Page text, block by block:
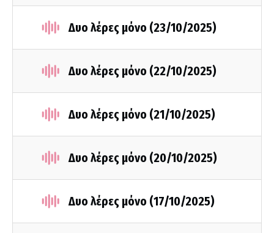
Δυο λέρες μόνο (23/10/2025)
Δυο λέρες μόνο (22/10/2025)
Δυο λέρες μόνο (21/10/2025)
Δυο λέρες μόνο (20/10/2025)
Δυο λέρες μόνο (17/10/2025)